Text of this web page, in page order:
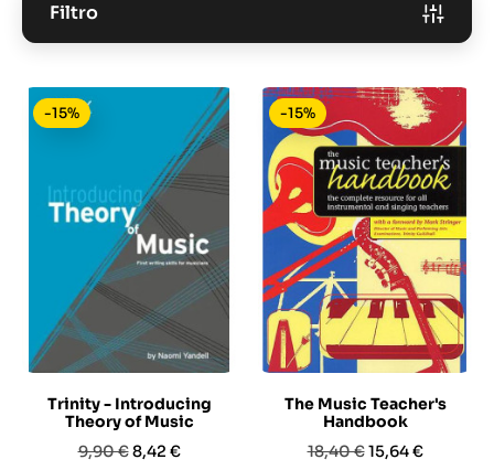
Filtro
Trinity - Introducing
Theory of Music
Prezzo
9,90 €Prezzo
8,42 €
-15%
The Music Teacher's
Handbook
Prezzo
18,40 €Prezzo
15,64 €
-15%